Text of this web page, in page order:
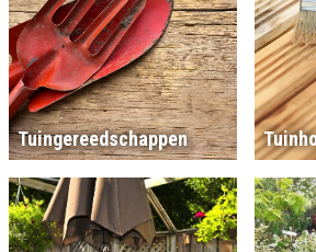
Tuingereedschappen